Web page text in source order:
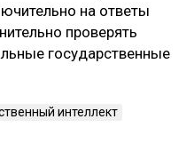
на ответы
проверять
государственные
интеллект